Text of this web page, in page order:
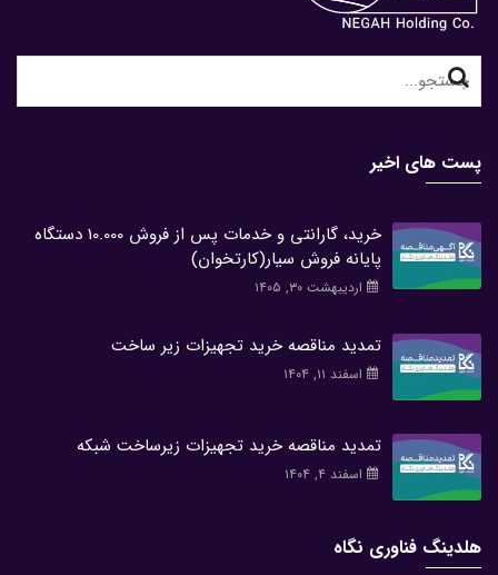
Search
for:
پست های اخیر
خرید، گارانتی و خدمات پس از فروش 10.000 دستگاه
پایانه فروش سیار(کارتخوان)
اردیبهشت ۳۰, ۱۴۰۵
تمدید مناقصه خرید تجهیزات زیر ساخت
اسفند ۱۱, ۱۴۰۴
تمدید مناقصه خرید تجهیزات زیرساخت شبکه
اسفند ۴, ۱۴۰۴
هلدینگ فناوری نگاه